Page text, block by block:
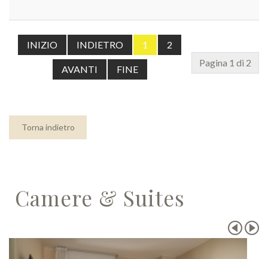
Pagina 1 di 2
INIZIO INDIETRO 1 2
AVANTI FINE
Torna indietro
Camere & Suites